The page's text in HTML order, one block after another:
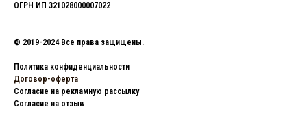
ОГРН ИП 321028000007022
© 2019-2024 Все права защищены.
Политика конфиденциальности
Договор-оферта
Согласие на рекламную рассылку
Согласие на отзыв